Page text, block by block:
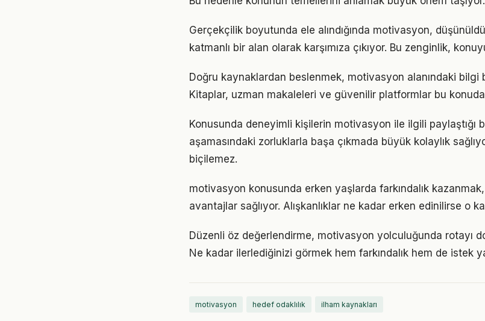
Gerçekçilik boyutunda ele alındığında motivasyon,
katmanlı bir alan olarak karşımıza çıkıyor. Bu zenginlik,
Doğru kaynaklardan beslenmek, motivasyon alanındaki bilgi
Kitaplar, uzman makaleleri ve güvenilir platformlar bu
Konusunda deneyimli kişilerin motivasyon ile ilgili paylaştığı
aşamasındaki zorluklarla başa çıkmada büyük kolaylık
biçilemez.
motivasyon konusunda erken yaşlarda farkındalık
avantajlar sağlıyor. Alışkanlıklar ne kadar erken edinilirse o
Düzenli öz değerlendirme, motivasyon yolculuğunda rotayı
Ne kadar ilerlediğinizi görmek hem farkındalık hem de istek
motivasyon hedef odaklılık ilham kaynakları